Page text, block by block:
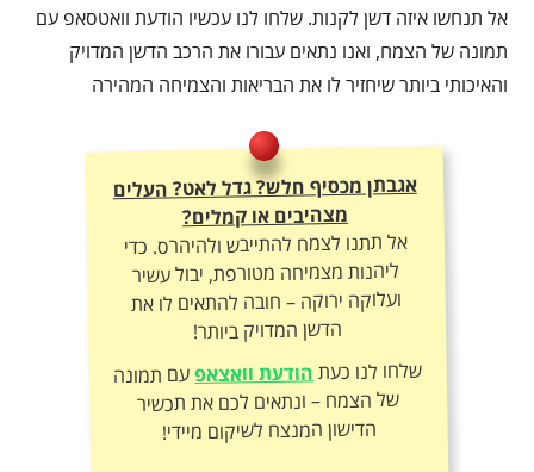
אל תנחשו איזה דשן לקנות. שלחו לנו עכשיו הודעת וואטסאפ עם
תמונה של הצמח, ואנו נתאים עבורו את הרכב הדשן המדויק
והאיכותי ביותר שיחזיר לו את הבריאות והצמיחה המהירה
אגבתן מכסיף חלש? גדל לאט? העלים
מצהיבים או קמלים?
אל תתנו לצמח להתייבש ולהיהרס. כדי
ליהנות מצמיחה מטורפת, יבול עשיר
ועלוקה ירוקה – חובה להתאים לו את
הדשן המדויק ביותר!
שלחו לנו כעתהודעת וואצאפעם תמונה
של הצמח – ונתאים לכם את תכשיר
הדישון המנצח לשיקום מיידי!